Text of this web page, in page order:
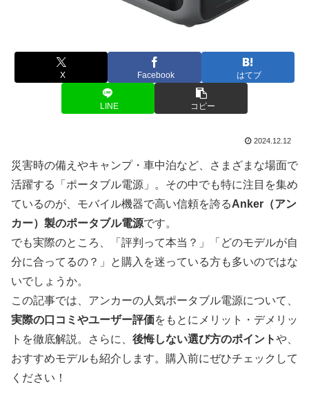
X Facebook はてブ
LINE コピー
2024.12.12
災害時の備えやキャンプ・車中泊など、さまざまな場面で
活躍する「ポータブル電源」。その中でも特に注目を集め
ているのが、モバイル機器で高い信頼を誇るAnker（アン
カー）製のポータブル電源です。
でも実際のところ、「評判って本当？」「どのモデルが自
分に合ってるの？」と購入を迷っている方も多いのではな
いでしょうか。
この記事では、アンカーの人気ポータブル電源について、
実際の口コミやユーザー評価をもとにメリット・デメリッ
トを徹底解説。さらに、 後悔しない選び方のポイントや、
おすすめモデルも紹介します。購入前にぜひチェックして
ください！